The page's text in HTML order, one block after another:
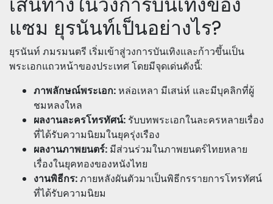
แซม ยุรนันท์เป็นอย่างไร?
ยุรนันท์ ภมรมนตรี เริ่มเข้าสู่วงการบันเทิงและก้าวขึ้นเป็น
พระเอกแถวหน้าของประเทศ โดยมีจุดเด่นดังนี้:
ภาพลักษณ์พระเอก:หล่อเหลา มีเสน่ห์ และมีบุคลิกที่ผู้
ชมหลงใหล
ผลงานละครโทรทัศน์: รับบทพระเอกในละครหลายเรื่อง
ที่ได้รับความนิยมในยุครุ่งเรือง
ผลงานภาพยนตร์: มีส่วนร่วมในภาพยนตร์ไทยหลาย
เรื่องในยุคทองของหนังไทย
งานพิธีกร:ภายหลังผันตัวมาเป็นพิธีกรรายการโทรทัศน์
ที่ได้รับความนิยม